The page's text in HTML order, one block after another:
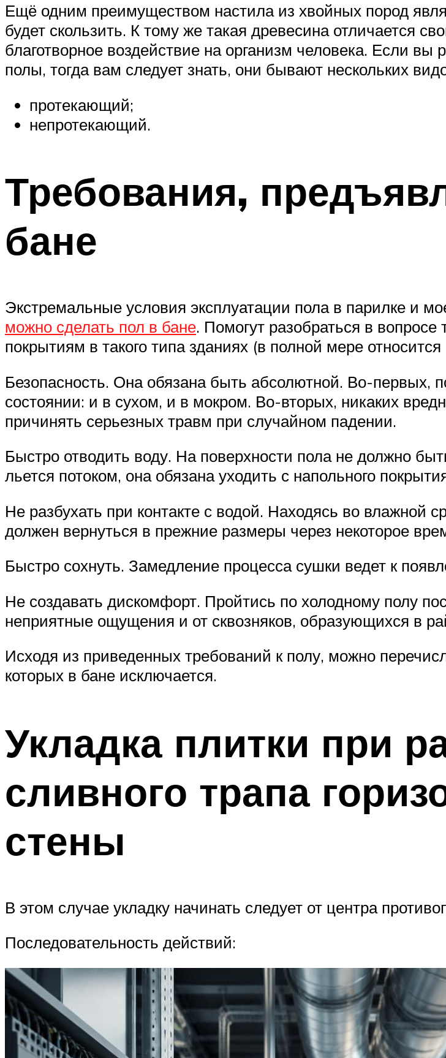
Ещё одним преимуществом настила из хвойных пород
будет скользить. К тому же такая древесина отличается
благотворное воздействие на организм человека. Если
полы, тогда вам следует знать, они бывают нескольких
протекающий;
непротекающий.
Требования,
бане
Экстремальные условия эксплуатации пола в парилке и
можно сделать пол в бане. Помогут разобраться в
покрытиям в такого типа зданиях (в полной мере относится
Безопасность. Она обязана быть абсолютной. Во-первых,
состоянии: и в сухом, и в мокром. Во-вторых, никаких
причинять серьезных травм при случайном падении.
Быстро отводить воду. На поверхности пола не должно
льется потоком, она обязана уходить с напольного
Не разбухать при контакте с водой. Находясь во влажной
должен вернуться в прежние размеры через некоторое
Быстро сохнуть. Замедление процесса сушки ведет к
Не создавать дискомфорт. Пройтись по холодному полу
неприятные ощущения и от сквозняков, образующихся в
Исходя из приведенных требований к полу, можно
которых в бане исключается.
Укладка плитки при
сливного трапа
стены
В этом случае укладку начинать следует от центра
Последовательность действий: